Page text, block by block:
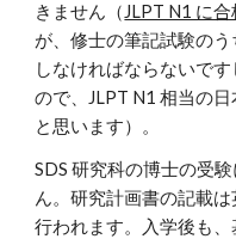
きません（ JLPT N1 に
が、修士の筆記試験の
しなければならないで
ので、JLPT N1 相当の
と思います）。
SDS 研究科の博士の受
ん。研究計画書の記載
行われます。入学後も